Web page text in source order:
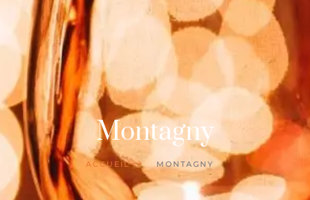
Montagny
ACCUEIL MONTAGNY